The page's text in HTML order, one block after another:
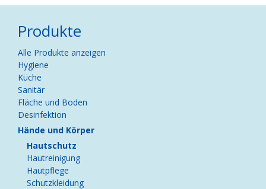
Produkte
Navigation
überspringen
Alle Produkte anzeigen
Hygiene
Küche
Sanitär
Fläche und Boden
Desinfektion
Hände und Körper
Hautschutz
Hautreinigung
Hautpflege
Schutzkleidung